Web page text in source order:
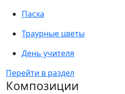
Пасха
Траурные цветы
День учителя
Перейти в раздел
Композиции